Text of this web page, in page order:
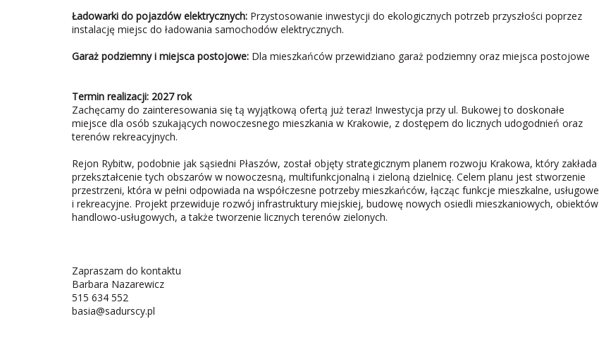
Ładowarki do pojazdów elektrycznych: Przystosowanie inwestycji do ekologicznych potrzeb przyszłości poprzez
instalację miejsc do ładowania samochodów elektrycznych.
Garaż podziemny i miejsca postojowe: Dla mieszkańców przewidziano garaż podziemny oraz miejsca postojowe
Termin realizacji: 2027 rok
Zachęcamy do zainteresowania się tą wyjątkową ofertą już teraz! Inwestycja przy ul. Bukowej to doskonałe
miejsce dla osób szukających nowoczesnego mieszkania w Krakowie, z dostępem do licznych udogodnień oraz
terenów rekreacyjnych.
Rejon Rybitw, podobnie jak sąsiedni Płaszów, został objęty strategicznym planem rozwoju Krakowa, który zakłada
przekształcenie tych obszarów w nowoczesną, multifunkcjonalną i zieloną dzielnicę. Celem planu jest stworzenie
przestrzeni, która w pełni odpowiada na współczesne potrzeby mieszkańców, łącząc funkcje mieszkalne, usługowe
i rekreacyjne. Projekt przewiduje rozwój infrastruktury miejskiej, budowę nowych osiedli mieszkaniowych, obiektów
handlowo-usługowych, a także tworzenie licznych terenów zielonych.
Zapraszam do kontaktu
Barbara Nazarewicz
515 634 552
basia@sadurscy.pl